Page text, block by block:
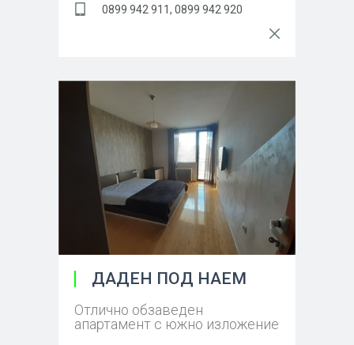
0899 942 911, 0899 942 920
ДАДЕН ПОД НАЕМ
Отлично обзаведен
апартамент с южно изложение